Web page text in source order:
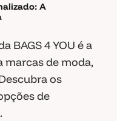
A
BAGS 4 YOU é a
marcas de moda,
os
de